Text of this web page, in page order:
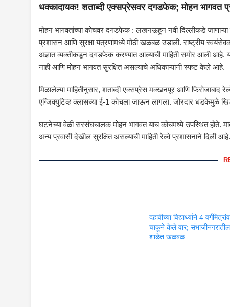
धक्कादायक! शताब्दी एक्सप्रेसवर दगडफेक; मोहन भागवत
मोहन भागवतांच्या कोचवर दगडफेक : लखनऊहून नवी दिल्लीकडे
प्रशासन आणि सुरक्षा यंत्रणांमध्ये मोठी खळबळ उडाली. राष्ट्रीय
अज्ञात व्यक्तीकडून दगडफेक करण्यात आल्याची माहिती समोर आली आहे.
नाही आणि मोहन भागवत सुरक्षित असल्याचे अधिकाऱ्यांनी स्पष्ट केले आहे.
मिळालेल्या माहितीनुसार, शताब्दी एक्सप्रेस मक्खनपूर आणि
एग्जिक्युटिव्ह क्लासच्या ई-1 कोचला जाऊन लागला. जोरदार धडकेमुळे
घटनेच्या वेळी सरसंघचालक मोहन भागवत याच कोचमध्ये उपस्थित होते.
अन्य प्रवासी देखील सुरक्षित असल्याची माहिती रेल्वे प्रशासनाने दिली आहे.
दहावीच्या विद्यार्थ्याने 4
चाकूने केले वार; संभाजीनगरातील
शाळेत खळबळ